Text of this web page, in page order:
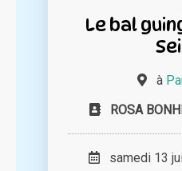
Le bal
à
ROSA
samedi 13